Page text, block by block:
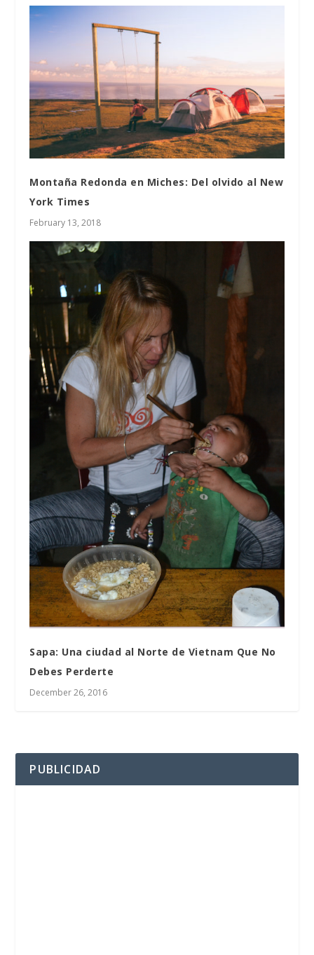
Montaña Redonda en Miches: Del olvido al New
York Times
February 13, 2018
Sapa: Una ciudad al Norte de Vietnam Que No
Debes Perderte
December 26, 2016
PUBLICIDAD